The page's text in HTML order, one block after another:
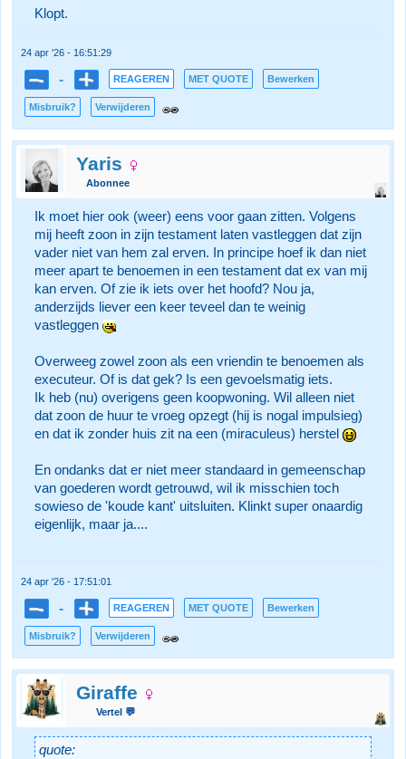
Klopt.
24 apr '26 - 16:51:29
- REAGEREN MET QUOTE Bewerken
Misbruik? Verwijderen
Yaris
Abonnee
Ik moet hier ook (weer) eens voor gaan zitten. Volgens
mij heeft zoon in zijn testament laten vastleggen dat zijn
vader niet van hem zal erven. In principe hoef ik dan niet
meer apart te benoemen in een testament dat ex van mij
kan erven. Of zie ik iets over het hoofd? Nou ja,
anderzijds liever een keer teveel dan te weinig
vastleggen
Overweeg zowel zoon als een vriendin te benoemen als
executeur. Of is dat gek? Is een gevoelsmatig iets.
Ik heb (nu) overigens geen koopwoning. Wil alleen niet
dat zoon de huur te vroeg opzegt (hij is nogal impulsieg)
en dat ik zonder huis zit na een (miraculeus) herstel
En ondanks dat er niet meer standaard in gemeenschap
van goederen wordt getrouwd, wil ik misschien toch
sowieso de 'koude kant' uitsluiten. Klinkt super onaardig
eigenlijk, maar ja....
24 apr '26 - 17:51:01
- REAGEREN MET QUOTE Bewerken
Misbruik? Verwijderen
Giraffe
Vertel 💬
quote: